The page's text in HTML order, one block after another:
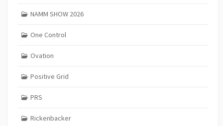
NAMM SHOW 2026
One Control
Ovation
Positive Grid
PRS
Rickenbacker